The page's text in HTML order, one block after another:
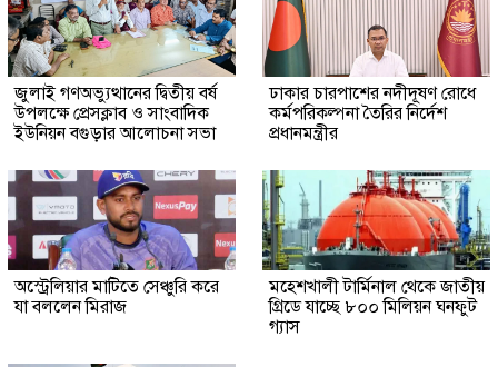
জুলাই গণঅভ্যুত্থানের দ্বিতীয় বর্ষ
উপলক্ষে প্রেসক্লাব ও সাংবাদিক
ইউনিয়ন বগুড়ার আলোচনা সভা
ঢাকার চারপাশের নদীদূষণ রোধে
কর্মপরিকল্পনা তৈরির নির্দেশ
প্রধানমন্ত্রীর
অস্ট্রেলিয়ার মাটিতে সেঞ্চুরি করে
যা বললেন মিরাজ
মহেশখালী টার্মিনাল থেকে জাতীয়
গ্রিডে যাচ্ছে ৮০০ মিলিয়ন ঘনফুট
গ্যাস